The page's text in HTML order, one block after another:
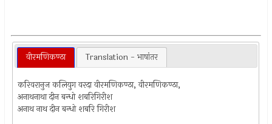
वीरमणिकण्ठा Translation - भाषांतर
करिवरानुज कलियुग वरदा वीरमणिकण्ठा, वीरमणिकण्ठा,
अनाथनाथा दीन बन्धो शबरिगिरीश
अनाथ नाथ दीन बन्धो शबरि गिरीश